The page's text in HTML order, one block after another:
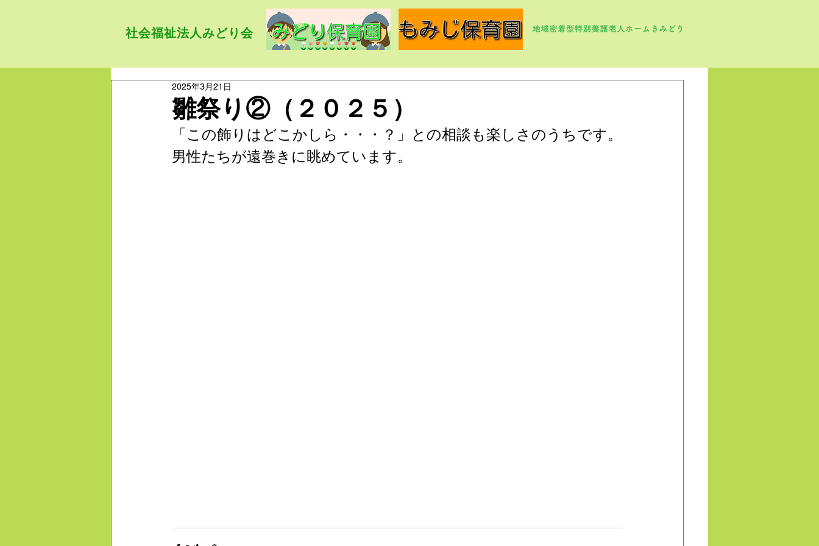
社会福祉法人みどり会
雛祭り②（２０２５）
2025年3月21日
「この飾りはどこかしら・・・？」との相談も楽しさのうちです。
男性たちが遠巻きに眺めています。